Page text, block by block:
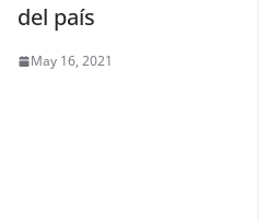
del país
May 16, 2021